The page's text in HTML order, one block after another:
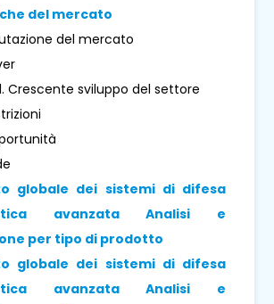
del mercato
del mercato
Crescente sviluppo del settore
globale dei sistemi di difesa
avanzata Analisi e
per tipo di prodotto
globale dei sistemi di difesa
avanzata Analisi e